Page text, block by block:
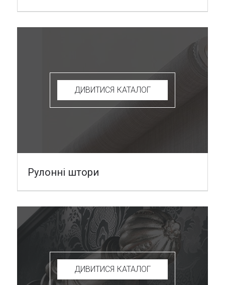
ДИВИТИСЯ КАТАЛОГ
Рулонні штори
ДИВИТИСЯ КАТАЛОГ